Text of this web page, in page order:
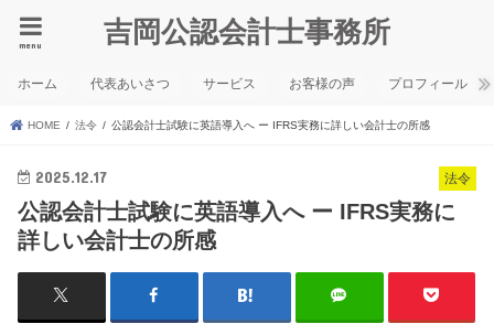
吉岡公認会計士事務所
menu
ホーム 代表あいさつ サービス お客様の声 プロフィール
HOME 法令 公認会計士試験に英語導入へ ー IFRS実務に詳しい会計士の所感
法令
2025.12.17
公認会計士試験に英語導入へ ー IFRS実務に
詳しい会計士の所感